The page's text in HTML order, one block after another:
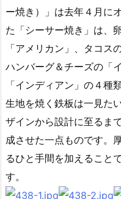
ー焼き）」は去年４月に
た「シーサー焼き」は、
「アメリカン」、タコス
ハンバーグ＆チーズの「
「インディアン」の４種
生地を焼く鉄板は一見た
ザインから設計に至るま
成させた一点ものです。
るひと手間を加えること
す。